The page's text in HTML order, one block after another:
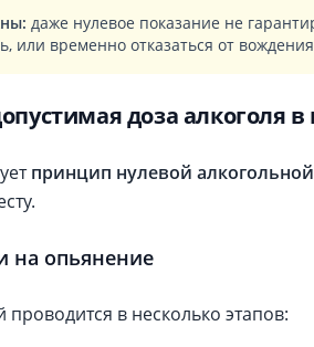
даже нулевое показание не
или временно отказаться от
доза алкоголя в
принцип нулевой
на опьянение
в несколько этапов: